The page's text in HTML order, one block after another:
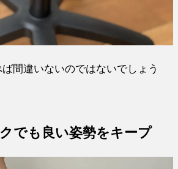
間違いないのではないでしょう
でも良い姿勢をキープ